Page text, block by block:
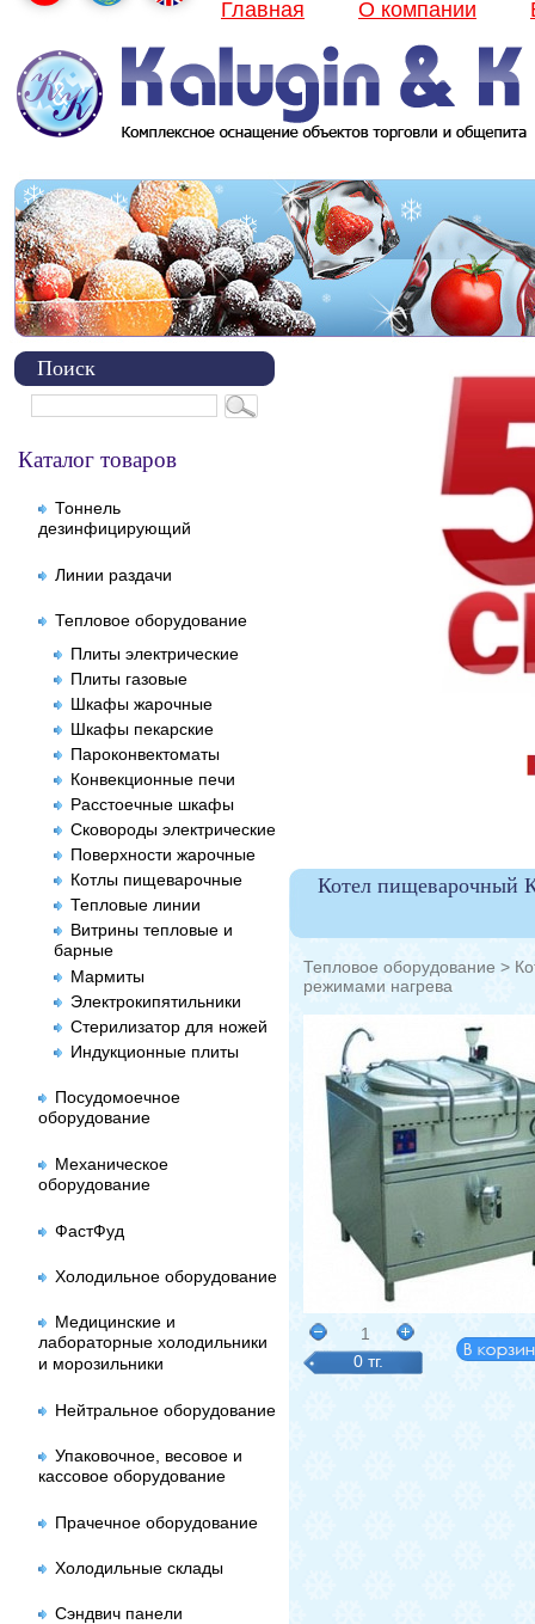
Главная О компании
Поиск
Каталог товаров
Тоннель
дезинфицирующий
Линии раздачи
Тепловое оборудование
Плиты электрические
Плиты газовые
Шкафы жарочные
Шкафы пекарские
Пароконвектоматы
Конвекционные печи
Расстоечные шкафы
Сковороды электрические
Поверхности жарочные
Котлы пищеварочные
Тепловые линии
Витрины тепловые и
барные
Мармиты
Электрокипятильники
Стерилизатор для ножей
Индукционные плиты
Посудомоечное
оборудование
Механическое
оборудование
ФастФуд
Холодильное оборудование
Медицинские и
лабораторные холодильники
и морозильники
Нейтральное оборудование
Упаковочное, весовое и
кассовое оборудование
Прачечное оборудование
Холодильные склады
Сэндвич панели
Котел пищеварочный
Тепловое оборудование >
режимами нагрева
1
0 тг.